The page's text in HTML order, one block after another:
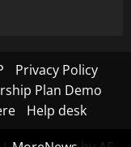
Privacy Policy
Plan Demo
Help desk